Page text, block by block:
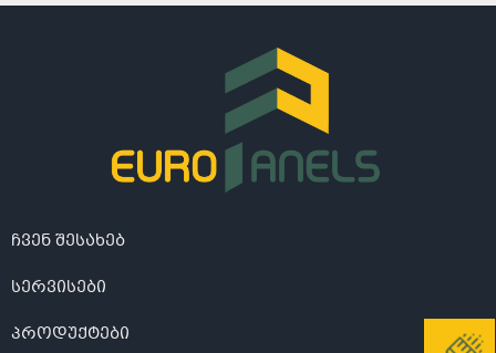
ჩვენ შესახებ
სერვისები
პროდუქტები